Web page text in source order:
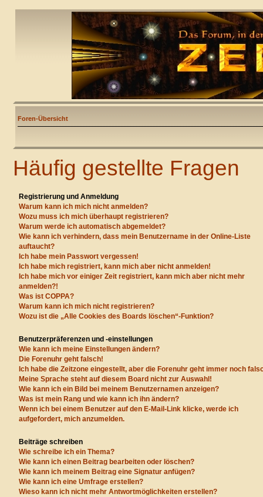
Foren-Übersicht
Häufig gestellte Fragen
Registrierung und Anmeldung
Warum kann ich mich nicht anmelden?
Wozu muss ich mich überhaupt registrieren?
Warum werde ich automatisch abgemeldet?
Wie kann ich verhindern, dass mein Benutzername in der Online-Liste
auftaucht?
Ich habe mein Passwort vergessen!
Ich habe mich registriert, kann mich aber nicht anmelden!
Ich habe mich vor einiger Zeit registriert, kann mich aber nicht mehr
anmelden?!
Was ist COPPA?
Warum kann ich mich nicht registrieren?
Wozu ist die „Alle Cookies des Boards löschen“-Funktion?
Benutzerpräferenzen und -einstellungen
Wie kann ich meine Einstellungen ändern?
Die Forenuhr geht falsch!
Ich habe die Zeitzone eingestellt, aber die Forenuhr geht immer noch
Meine Sprache steht auf diesem Board nicht zur Auswahl!
Wie kann ich ein Bild bei meinem Benutzernamen anzeigen?
Was ist mein Rang und wie kann ich ihn ändern?
Wenn ich bei einem Benutzer auf den E-Mail-Link klicke, werde ich
aufgefordert, mich anzumelden.
Beiträge schreiben
Wie schreibe ich ein Thema?
Wie kann ich einen Beitrag bearbeiten oder löschen?
Wie kann ich meinem Beitrag eine Signatur anfügen?
Wie kann ich eine Umfrage erstellen?
Wieso kann ich nicht mehr Antwortmöglichkeiten erstellen?